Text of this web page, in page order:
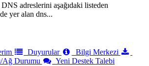
adreslerini aşağıdaki listeden
yer alan dns...
Duyurular
Bilgi Merkezi
Ağ Durumu Yeni Destek Talebi